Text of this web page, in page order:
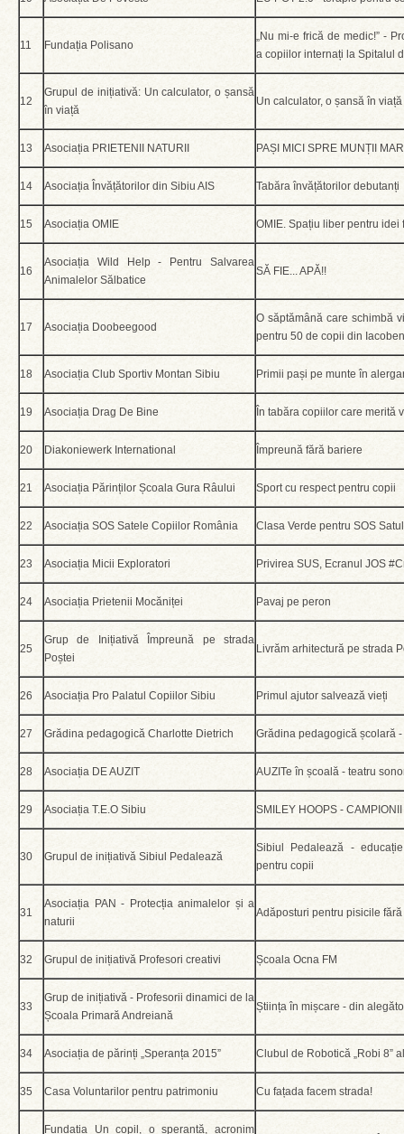
11 Fundația Polisano
„Nu mi-e frică de medic!” -
a copiilor internați la Spitalul
12
Grupul de inițiativă: Un calculator, o șansă
în viață
Un calculator, o șansă în viață
13 Asociația PRIETENII NATURII PAȘI MICI SPRE MUNȚII
14 Asociația Învățătorilor din Sibiu AIS Tabăra învățătorilor debutanți
15 Asociația OMIE OMIE. Spațiu liber pentru idei
16
Asociația Wild Help - Pentru Salvarea
Animalelor Sălbatice
SĂ FIE... APĂ!!
17 Asociația Doobeegood
O săptămână care schimbă
pentru 50 de copii din
18 Asociația Club Sportiv Montan Sibiu Primii pași pe munte în
19 Asociația Drag De Bine În tabăra copiilor care merită
20 Diakoniewerk International Împreună fără bariere
21 Asociația Părinților Școala Gura Râului Sport cu respect pentru copii
22 Asociația SOS Satele Copiilor România Clasa Verde pentru SOS
23 Asociația Micii Exploratori Privirea SUS, Ecranul JOS
24 Asociația Prietenii Mocăniței Pavaj pe peron
25
Grup de Inițiativă Împreună pe strada
Poștei
Livrăm arhitectură pe strada
26 Asociația Pro Palatul Copiilor Sibiu Primul ajutor salvează vieți
27 Grădina pedagogică Charlotte Dietrich Grădina pedagogică școlară
28 Asociația DE AUZIT AUZITe în școală - teatru
29 Asociația T.E.O Sibiu SMILEY HOOPS -
30 Grupul de inițiativă Sibiul Pedalează
Sibiul Pedalează -
pentru copii
31
Asociația PAN - Protecția animalelor și a
naturii
Adăposturi pentru pisicile
32 Grupul de inițiativă Profesori creativi Școala Ocna FM
33
Grup de inițiativă - Profesorii dinamici de la
Școala Primară Andreiană
Știința în mișcare - din
34 Asociația de părinți „Speranța 2015” Clubul de Robotică „Robi 8”
35 Casa Voluntarilor pentru patrimoniu Cu fațada facem strada!
Fundația Un copil, o speranță, acronim